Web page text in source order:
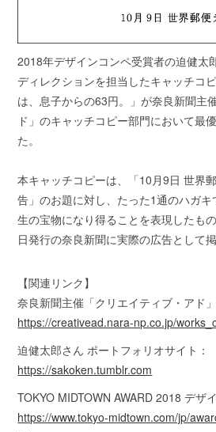
2018年デザインコンペ受賞者の迫健太
ディレクションを担当したキャッチコ
は、息子からの63円。」が奈良新聞主
ド」のキャッチコピー部門において最
た。
本キャッチコピーは、「10月9日 世界
告」のお題に対し、たった1通のハガ
生の宝物になり得ることを表現したも
日発行の奈良新聞に実際の広告として
【関連リンク】
奈良新聞主催「クリエイティブ・アド
https://creativead.nara-np.co.jp/
迫健太郎さん ポートフォリオサイト：
https://sakoken.tumblr.com
TOKYO MIDTOWN AWARD 2018 デザ
https://www.tokyo-midtown.com/jp/